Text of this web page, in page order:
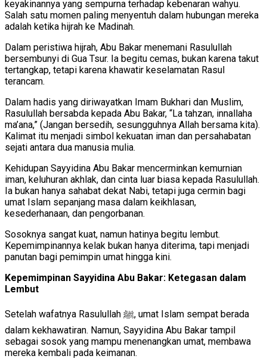
keyakinannya yang sempurna terhadap kebenaran wahyu.
Salah satu momen paling menyentuh dalam hubungan mereka
adalah ketika hijrah ke Madinah.
Dalam peristiwa hijrah, Abu Bakar menemani Rasulullah
bersembunyi di Gua Tsur. Ia begitu cemas, bukan karena takut
tertangkap, tetapi karena khawatir keselamatan Rasul
terancam.
Dalam hadis yang diriwayatkan Imam Bukhari dan Muslim,
Rasulullah bersabda kepada Abu Bakar, “La tahzan, innallaha
ma’ana,” (Jangan bersedih, sesungguhnya Allah bersama kita).
Kalimat itu menjadi simbol kekuatan iman dan persahabatan
sejati antara dua manusia mulia.
Kehidupan Sayyidina Abu Bakar mencerminkan kemurnian
iman, keluhuran akhlak, dan cinta luar biasa kepada Rasulullah.
Ia bukan hanya sahabat dekat Nabi, tetapi juga cermin bagi
umat Islam sepanjang masa dalam keikhlasan,
kesederhanaan, dan pengorbanan.
Sosoknya sangat kuat, namun hatinya begitu lembut.
Kepemimpinannya kelak bukan hanya diterima, tapi menjadi
panutan bagi pemimpin umat hingga kini.
Kepemimpinan Sayyidina Abu Bakar: Ketegasan dalam
Lembut
Setelah wafatnya Rasulullah ﷺ, umat Islam sempat berada
dalam kekhawatiran. Namun, Sayyidina Abu Bakar tampil
sebagai sosok yang mampu menenangkan umat, membawa
mereka kembali pada keimanan.